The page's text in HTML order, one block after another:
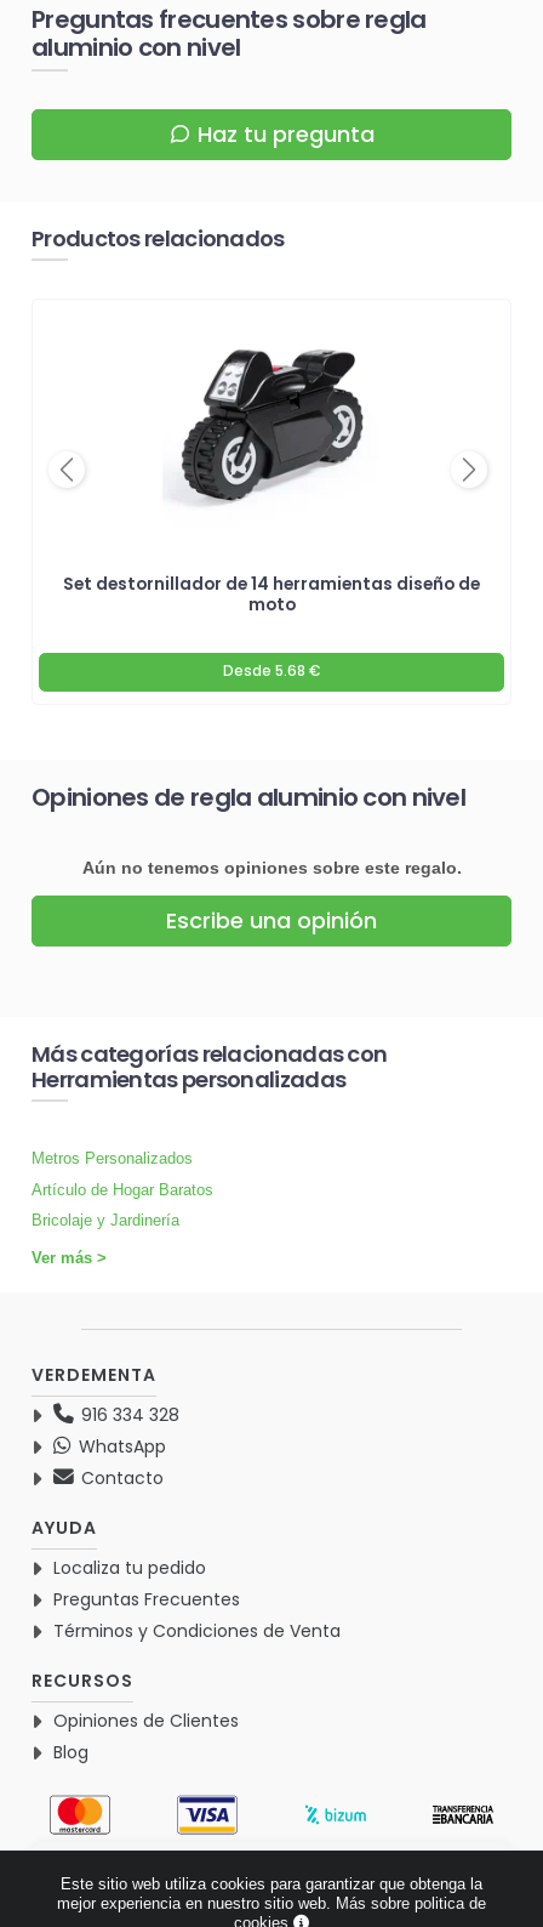
Preguntas frecuentes sobre regla
aluminio con nivel
Haz tu pregunta
Productos relacionados
Set destornillador de 14 herramientas diseño de
moto
Desde 5.68 €
Previous Next
Opiniones de regla aluminio con nivel
Aún no tenemos opiniones sobre este regalo.
Escribe una opinión
Más categorías relacionadas con
Herramientas personalizadas
Metros Personalizados
Artículo de Hogar Baratos
Bricolaje y Jardinería
Ver más >
VERDEMENTA
916 334 328
WhatsApp
Contacto
AYUDA
Localiza tu pedido
Preguntas Frecuentes
Términos y Condiciones de Venta
RECURSOS
Opiniones de Clientes
Blog
Basado en 1770 opiniones >
Este sitio web utiliza cookies para garantizar que obtenga la
mejor experiencia en nuestro sitio web. Más sobre politica de
cookies